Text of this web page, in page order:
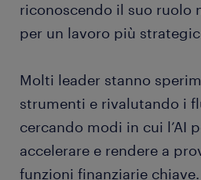
riconoscendo il suo ruolo
per un lavoro più
Molti leader stanno
strumenti e rivalutando i
cercando modi in cui l’AI
accelerare e rendere a
funzioni finanziarie